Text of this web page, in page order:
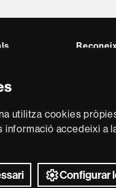
utilitza cookies
informació accedeixi a
Configurar
2026